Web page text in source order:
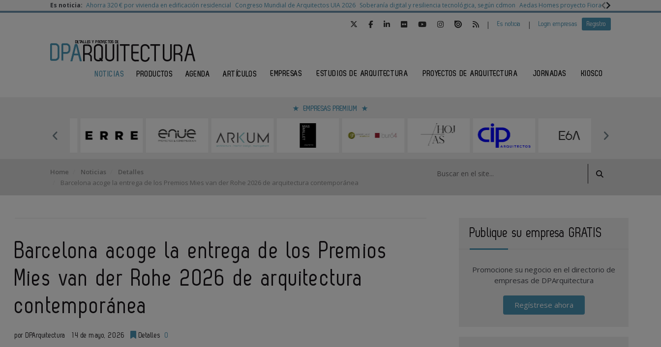
Es noticia: Ahorra 320 € por vivienda en edificación residencial Congreso Mundial de Arquitectos UIA 2026 Soberanía digital y resiliencia tecnológica, según cdmon Aedas Homes proyecto Fiora Ganadores
| Es noticia | Login empresas Registro
NOTICIAS PRODUCTOS AGENDA ARTÍCULOS EMPRESAS ESTUDIOS DE ARQUITECTURA PROYECTOS DE ARQUITECTURA JORNADAS KIOSCO
EMPRESAS PREMIUM
Home Noticias
Detalles
Barcelona acoge la entrega de los Premios Mies van der Rohe 2026 de arquitectura contemporánea
Barcelona acoge la entrega de los Premios
Mies van der Rohe 2026 de arquitectura
contemporánea
por DPArquitectura 14 de mayo, 2026 Detalles 0
Publique su empresa GRATIS
Promocione su negocio en el directorio de
empresas de DPArquitectura
Regístrese ahora